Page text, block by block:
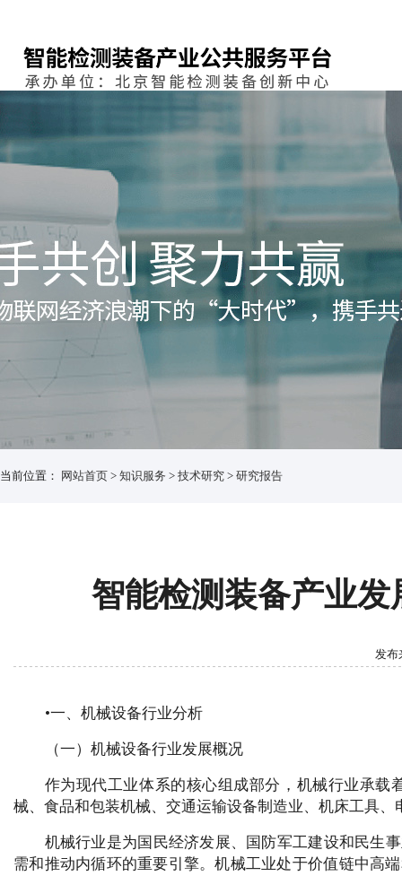
当前位置： 网站首页 > 知识服务 > 技术研究 > 研究报告
智能检测装备产业
发布
•一、机械设备行业分析
（一）机械设备行业发展概况
作为现代工业体系的核心组成部分，机械行业承
械、食品和包装机械、交通运输设备制造业、机床工具
机械行业是为国民经济发展、国防军工建设和民生
需和推动内循环的重要引擎。机械工业处于价值链中高